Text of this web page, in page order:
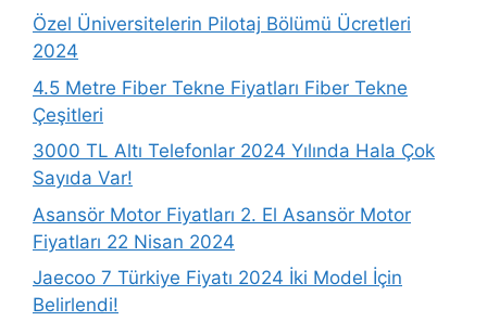
Özel Üniversitelerin Pilotaj Bölümü Ücretleri
2024
4.5 Metre Fiber Tekne Fiyatları Fiber Tekne
Çeşitleri
3000 TL Altı Telefonlar 2024 Yılında Hala Çok
Sayıda Var!
Asansör Motor Fiyatları 2. El Asansör Motor
Fiyatları 22 Nisan 2024
Jaecoo 7 Türkiye Fiyatı 2024 İki Model İçin
Belirlendi!